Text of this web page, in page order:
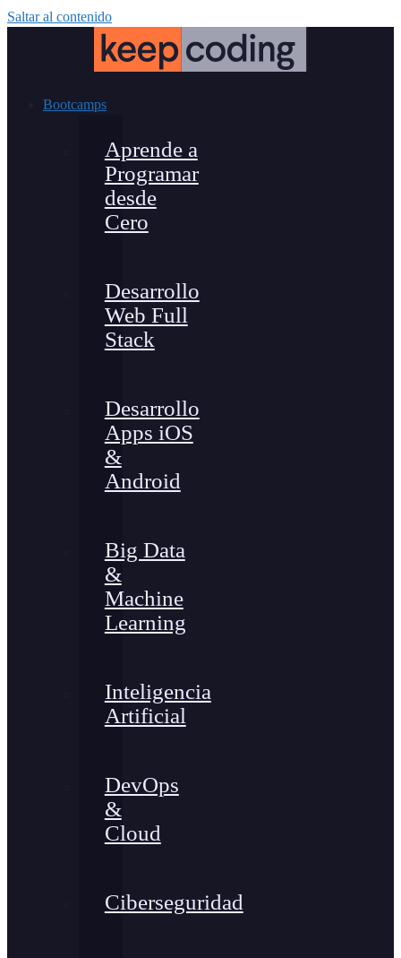
Saltar al contenido
Bootcamps
Aprende a
Programar
desde
Cero
Desarrollo
Web Full
Stack
Desarrollo
Apps iOS
&
Android
Big Data
&
Machine
Learning
Inteligencia
Artificial
DevOps
&
Cloud
Ciberseguridad